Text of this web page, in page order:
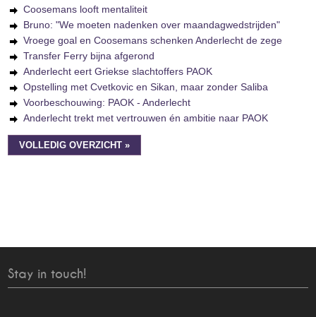
Coosemans looft mentaliteit
Bruno: "We moeten nadenken over maandagwedstrijden"
Vroege goal en Coosemans schenken Anderlecht de zege
Transfer Ferry bijna afgerond
Anderlecht eert Griekse slachtoffers PAOK
Opstelling met Cvetkovic en Sikan, maar zonder Saliba
Voorbeschouwing: PAOK - Anderlecht
Anderlecht trekt met vertrouwen én ambitie naar PAOK
VOLLEDIG OVERZICHT »
Stay in touch!